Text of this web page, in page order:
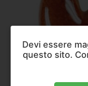
Devi essere
questo sito.